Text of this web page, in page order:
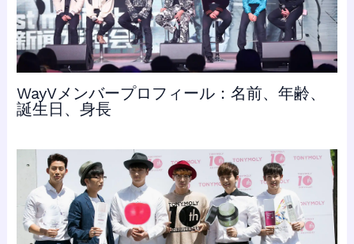
WayVメンバープロフィール：名前、年齢、
誕生日、身長